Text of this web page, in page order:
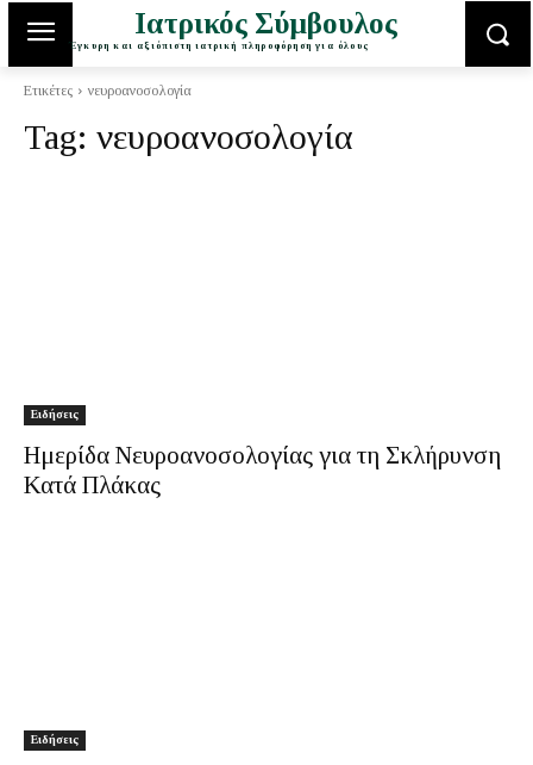
Ιατρικός Σύμβουλος
Έγκυρη και αξιόπιστη ιατρική πληροφόρηση για όλους
Ετικέτες νευροανοσολογία
Tag: νευροανοσολογία
Ειδήσεις
Ημερίδα Νευροανοσολογίας για τη Σκλήρυνση
Κατά Πλάκας
Ειδήσεις